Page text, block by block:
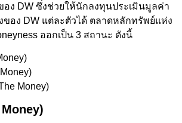
ง DW ซึ่งช่วยให้นักลงทุนประเมินมูลค่า
ของ DW แต่ละตัวได้ ตลาดหลักทรัพย์แห่ง
ออกเป็น 3 สถานะ ดังนี้
Money)